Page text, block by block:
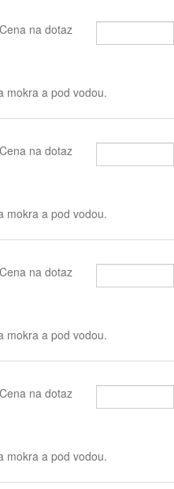
Cena na dotaz
mokra a pod vodou.
Cena na dotaz
mokra a pod vodou.
Cena na dotaz
mokra a pod vodou.
Cena na dotaz
mokra a pod vodou.